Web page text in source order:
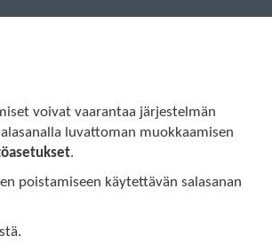
voivat vaarantaa järjestelmän
luvattoman muokkaamisen
.
poistamiseen käytettävän salasanan